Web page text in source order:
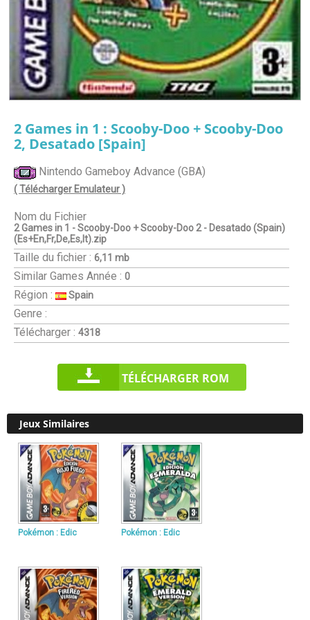
2 Games in 1 : Scooby-Doo + Scooby-Doo
2, Desatado [Spain]
Nintendo Gameboy Advance (GBA)
( Télécharger Emulateur )
Nom du Fichier
2 Games in 1 - Scooby-Doo + Scooby-Doo 2 - Desatado (Spain)
(Es+En,Fr,De,Es,It).zip
Taille du fichier : 6,11 mb
Similar Games Année : 0
Région : Spain
Genre :
Télécharger : 4318
TÉLÉCHARGER ROM
Jeux Similaires
Pokémon : Edic Pokémon : Edic